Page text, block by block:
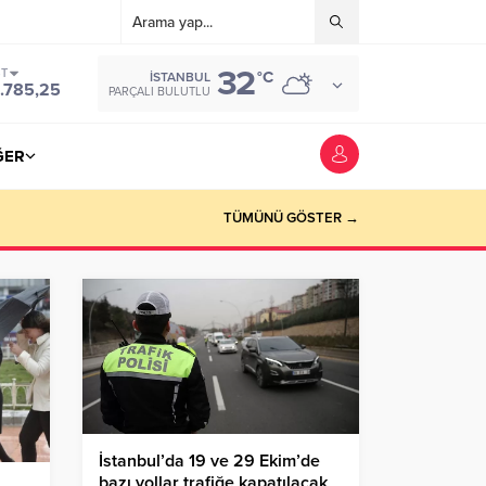
İSTANBUL
PARÇALI BULUTLU 32°C
TÜMÜNÜ GÖSTER →
İstanbul’da 19 ve 29 Ekim’de